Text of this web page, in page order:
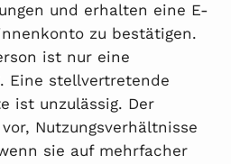
und erhalten eine E-
zu bestätigen.
ist nur eine
Eine stellvertretende
ist unzulässig. Der
Nutzungsverhältnisse
sie auf mehrfacher